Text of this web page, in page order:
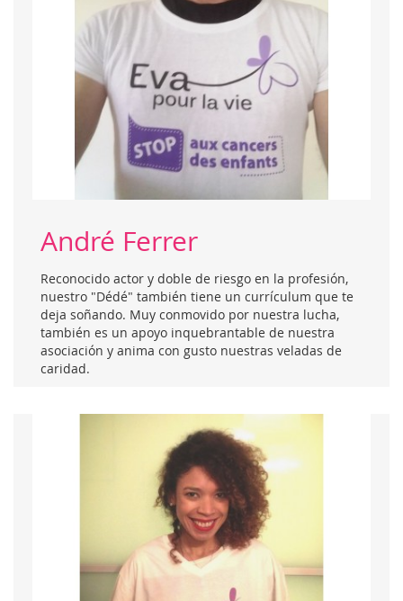
André Ferrer
Reconocido actor y doble de riesgo en la profesión,
nuestro "Dédé" también tiene un currículum que te
deja soñando. Muy conmovido por nuestra lucha,
también es un apoyo inquebrantable de nuestra
asociación y anima con gusto nuestras veladas de
caridad.